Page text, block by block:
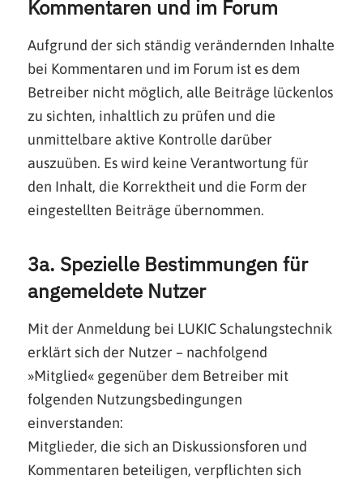
Kommentaren und im Forum
Aufgrund der sich ständig verändernden Inhalte
bei Kommentaren und im Forum ist es dem
Betreiber nicht möglich, alle Beiträge lückenlos
zu sichten, inhaltlich zu prüfen und die
unmittelbare aktive Kontrolle darüber
auszuüben. Es wird keine Verantwortung für
den Inhalt, die Korrektheit und die Form der
eingestellten Beiträge übernommen.
3a. Spezielle Bestimmungen für
angemeldete Nutzer
Mit der Anmeldung bei LUKIC Schalungstechnik
erklärt sich der Nutzer – nachfolgend
»Mitglied« gegenüber dem Betreiber mit
folgenden Nutzungsbedingungen
einverstanden:
Mitglieder, die sich an Diskussionsforen und
Kommentaren beteiligen, verpflichten sich